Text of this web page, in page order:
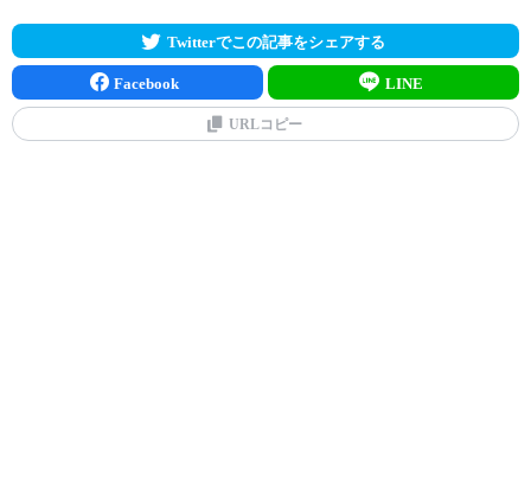
Twitterでこの記事をシェアする
Facebook LINE
URLコピー